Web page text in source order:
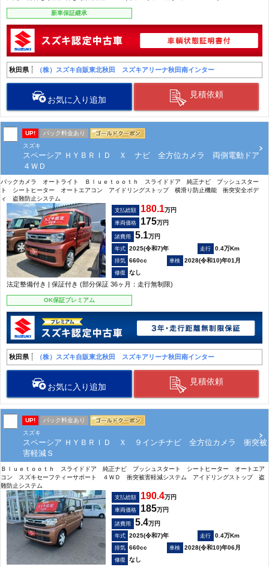
新車保証継承
秋田県 （株）スズキ自販東北秋田 スズキアリーナ秋田南インター
お気に入り追加
見積依頼
UP!
パック料金あり
スズキ
スペーシア ＨＹＢＲＩＤ Ｘ ナビ 全方位カメラ 両側電動ドア
４ＷＤ
バックカメラ オートライト Ｂｌｕｅｔｏｏｔｈ スライドドア 純正ナビ プッシュスター
ト シートヒーター オートエアコン アイドリングストップ 横滑り防止機能 衝突安全ボデ
ィ 盗難防止システム
支払総額 180.1万円
車両価格 175万円
諸費用 5.1万円
2025(令和7)年
0.4万Km
660cc
2028(令和10)年01月
なし
法定整備付き | 保証付き (部分保証 36ヶ月：走行無制限)
OK保証プレミアム
秋田県 （株）スズキ自販東北秋田 スズキアリーナ秋田南インター
お気に入り追加
見積依頼
UP!
パック料金あり
スズキ
スペーシア ＨＹＢＲＩＤ Ｘ ９インチナビ 全方位カメラ 衝突被
害軽減Ｓ
Ｂｌｕｅｔｏｏｔｈ スライドドア 純正ナビ プッシュスタート シートヒーター オートエア
コン スズキセーフティーサポート ４ＷＤ 衝突被害軽減システム アイドリングストップ 盗
難防止システム
支払総額 190.4万円
車両価格 185万円
諸費用 5.4万円
2025(令和7)年
0.4万Km
660cc
2028(令和10)年06月
なし